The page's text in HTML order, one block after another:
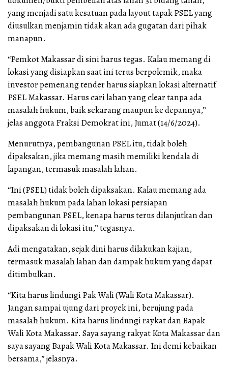
yang menjadi satu kesatuan pada layout tapak PSEL yang
diusulkan menjamin tidak akan ada gugatan dari pihak
manapun.
“Pemkot Makassar di sini harus tegas. Kalau memang di
lokasi yang disiapkan saat ini terus berpolemik, maka
investor pemenang tender harus siapkan lokasi alternatif
PSEL Makassar. Harus cari lahan yang clear tanpa ada
masalah hukum, baik sekarang maupun ke depannya,”
jelas anggota Fraksi Demokrat ini, Jumat (14/6/2024).
Menurutnya, pembangunan PSEL itu, tidak boleh
dipaksakan, jika memang masih memiliki kendala di
lapangan, termasuk masalah lahan.
“Ini (PSEL) tidak boleh dipaksakan. Kalau memang ada
masalah hukum pada lahan lokasi persiapan
pembangunan PSEL, kenapa harus terus dilanjutkan dan
dipaksakan di lokasi itu,” tegasnya.
Adi mengatakan, sejak dini harus dilakukan kajian,
termasuk masalah lahan dan dampak hukum yang dapat
ditimbulkan.
“Kita harus lindungi Pak Wali (Wali Kota Makassar).
Jangan sampai ujung dari proyek ini, berujung pada
masalah hukum. Kita harus lindungi raykat dan Bapak
Wali Kota Makassar. Saya sayang rakyat Kota Makassar dan
saya sayang Bapak Wali Kota Makassar. Ini demi kebaikan
bersama,” jelasnya.